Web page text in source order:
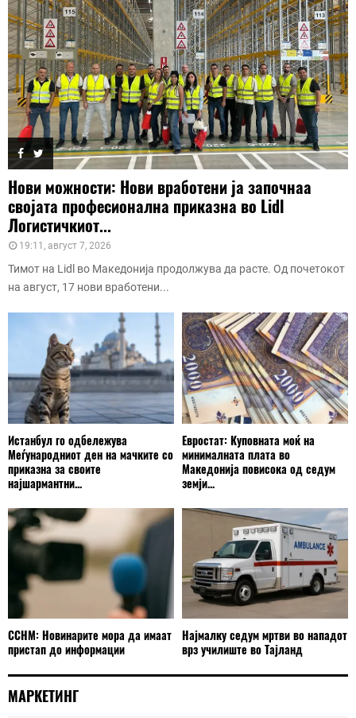
Нови можности: Нови вработени ја започнаа
својата професионална приказна во Lidl
Логистичкиот...
19:11, август 7, 2026
Тимот на Lidl во Македонија продолжува да расте. Од почетокот
на август, 17 нови вработени...
Истанбул го одбележува
Меѓународниот ден на мачките со
приказна за своите
најшармантни...
Евростат: Куповната моќ на
минималната плата во
Македонија повисока од седум
земји...
ССНМ: Новинарите мора да имаат
пристап до информации
Најмалку седум мртви во нападот
врз училиште во Тајланд
МАРКЕТИНГ